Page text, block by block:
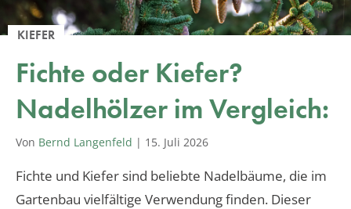
KIEFER
Fichte oder Kiefer?
Nadelhölzer im Vergleich:
Von Bernd Langenfeld | 15. Juli 2026
Fichte und Kiefer sind beliebte Nadelbäume, die im
Gartenbau vielfältige Verwendung finden. Dieser